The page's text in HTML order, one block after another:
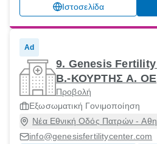
Ιστοσελίδα
Ad
9. Genesis
Β.-ΚΟΥΡΤΗΣ Α. ΟΕ
Προβολή
Εξωσωματική Γονιμοποίηση
Νέα Εθνική Οδός Πατρών -
Αχαϊα,
info@genesisfertilitycenter.com